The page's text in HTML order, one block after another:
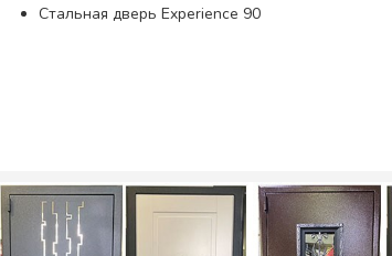
Стальная дверь Experience 90